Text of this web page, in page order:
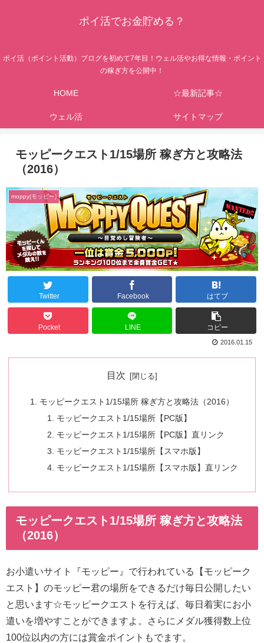
ポイ活でお金貯める？
ポイ活（ポイント活動）ブログを初めて7年目！ウェル活やお得な情報・ポイント
の稼ぎ方を公開中！
HOME ☆最新記事☆
ウェル活 サイトマップ
モッピークエスト1/15場所 稼ぎ方と攻略法
（2016）
moppy(モッピー)
Twitter Facebook はてブ
Pocket LINE コピー
2016.01.15
目次
モッピークエスト1/15場所 稼ぎ方と攻略法（2016）
モッピークエスト1/15場所【PC版】
モッピークエスト1/15場所【PC版】直リンク
モッピークエスト1/15場所【スマホ版】
モッピークエスト1/15場所【スマホ版】直リンク
モッピークエスト1/15場所 稼ぎ方と攻略法
（2016）
お小遣いサイト『モッピー』で行われている【モッピーク
エスト】のモッピー君の場所をできるだけ毎日公開したい
と思います☆モッピークエストを行えば、毎日着実にお小
遣いを増やすことができますよ。さらにメダル獲得数上位
100位以内の方には賞金ポイントもでます。